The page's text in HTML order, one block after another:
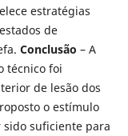
estratégias
de
Conclusão – A
técnico foi
de lesão dos
o estímulo
suficiente para